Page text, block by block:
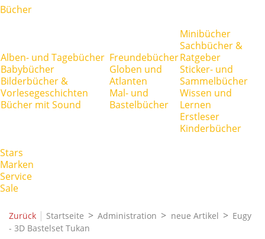
Bücher
Alben- und Tagebücher
Babybücher
Bilderbücher &
Vorlesegeschichten
Bücher mit Sound
Freundebücher
Globen und
Atlanten
Mal- und
Bastelbücher
Minibücher
Sachbücher &
Ratgeber
Sticker- und
Sammelbücher
Wissen und
Lernen
Erstleser
Kinderbücher
Stars
Marken
Service
Sale
Zurück | Startseite Administration neue Artikel
Eugy
- 3D Bastelset Tukan